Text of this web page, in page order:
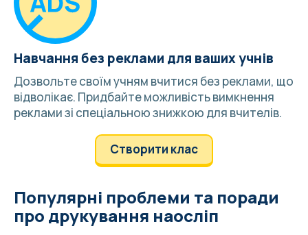
Навчання без реклами для ваших учнів
Дозвольте своїм учням вчитися без реклами, що
відволікає. Придбайте можливістьвимкнення
реклами зі спеціальною знижкою для вчителів.
Створити клас
Популярні проблеми та поради
про друкування наосліп